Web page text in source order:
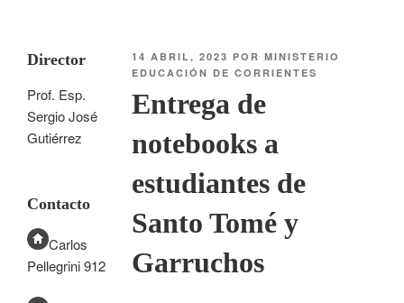
14 ABRIL, 2023 PORMINISTERIO
EDUCACIÓN DE CORRIENTES
Entrega de
notebooks a
estudiantes de
Santo Tomé y
Garruchos
Director
Prof. Esp.
Sergio José
Gutiérrez
Contacto
Carlos
Pellegrini 912